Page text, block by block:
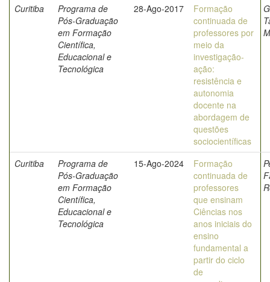
Curitiba
Programa de
Pós-Graduação
em Formação
Científica,
Educacional e
Tecnológica
28-Ago-2017
Formação
continuada de
professores por
meio da
investigação-
ação:
resistência e
autonomia
docente na
abordagem de
questões
sociocientíficas
Curitiba
Programa de
Pós-Graduação
em Formação
Científica,
Educacional e
Tecnológica
15-Ago-2024
Formação
continuada de
professores
que ensinam
Ciências nos
anos iniciais do
ensino
fundamental a
partir do ciclo
de